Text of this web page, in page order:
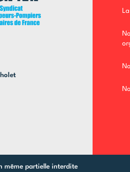
même partielle interdite